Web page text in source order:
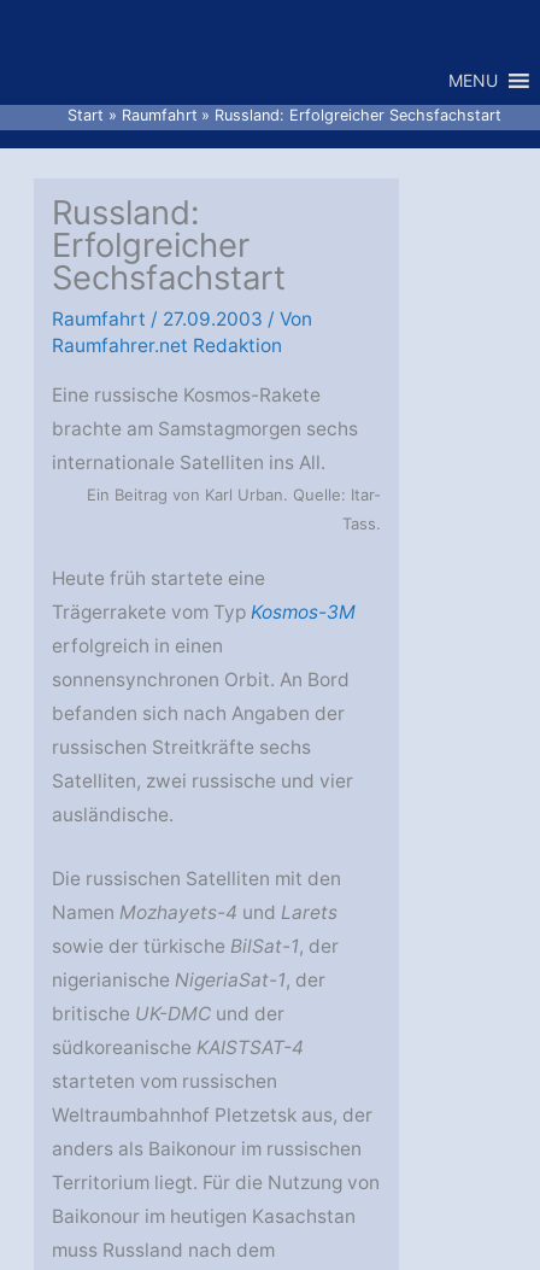
MENU
Start Raumfahrt Russland: Erfolgreicher Sechsfachstart
Russland:
Erfolgreicher
Sechsfachstart
Raumfahrt / 27.09.2003 / Von
Raumfahrer.net Redaktion
Eine russische Kosmos-Rakete
brachte am Samstagmorgen sechs
internationale Satelliten ins All.
Ein Beitrag von Karl Urban. Quelle: Itar-
Tass.
Heute früh startete eine
Trägerrakete vom TypKosmos-3M
erfolgreich in einen
sonnensynchronen Orbit. An Bord
befanden sich nach Angaben der
russischen Streitkräfte sechs
Satelliten, zwei russische und vier
ausländische.
Die russischen Satelliten mit den
NamenMozhayets-4 undLarets
sowie der türkischeBilSat-1, der
nigerianischeNigeriaSat-1, der
britische UK-DMC und der
südkoreanischeKAISTSAT-4
starteten vom russischen
Weltraumbahnhof Pletzetsk aus, der
anders als Baikonour im russischen
Territorium liegt. Für die Nutzung von
Baikonour im heutigen Kasachstan
muss Russland nach dem